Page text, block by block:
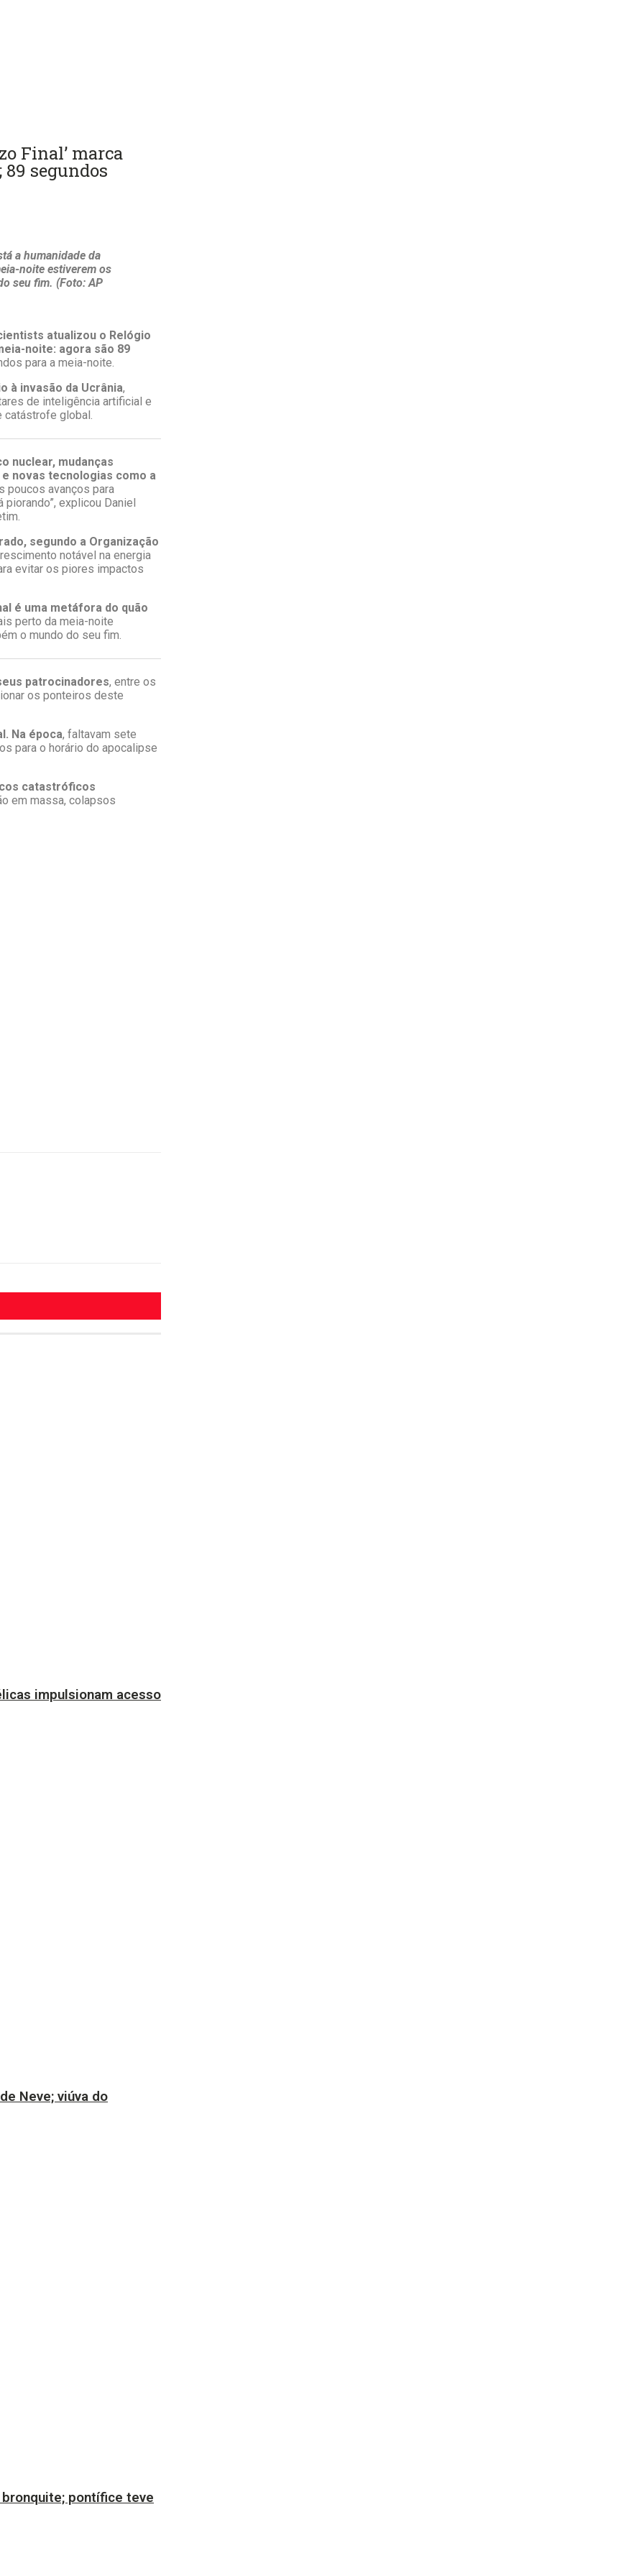
Final’ marca
segundos
a humanidade da
noite estiverem os
seu fim. (Foto: AP
atualizou o Relógio
noite: agora são 89
para a meia-noite.
à invasão da Ucrânia,
de inteligência artificial e
catástrofe global.
nuclear, mudanças
novas tecnologias como a
poucos avanços para
explicou Daniel
segundo a Organização
notável na energia
evitar os piores impactos
é uma metáfora do quão
perto da meia-noite
o mundo do seu fim.
patrocinadores, entre os
os ponteiros deste
Na época, faltavam sete
para o horário do apocalipse
catastróficos
em massa, colapsos
impulsionam acesso
Neve; viúva do
pontífice teve